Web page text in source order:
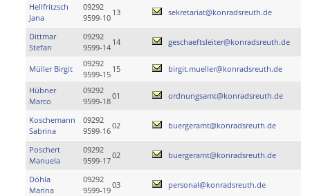
Hellfritzsch
Jana
09292
9599-10
13 sekretariat@konradsreuth.de
Dittmar
Stefan
09292
9599-14
14 geschaeftsleiter@konradsreuth.de
Müller Birgit
09292
9599-15
15 birgit.mueller@konradsreuth.de
Hübner
Marco
09292
9599-18
01 ordnungsamt@konradsreuth.de
Koschemann
Sabrina
09292
9599-16
02 buergeramt@konradsreuth.de
Poschert
Manuela
09292
9599-17
02 buergeramt@konradsreuth.de
Döhla
Marina
09292
9599-19
03 personal@konradsreuth.de